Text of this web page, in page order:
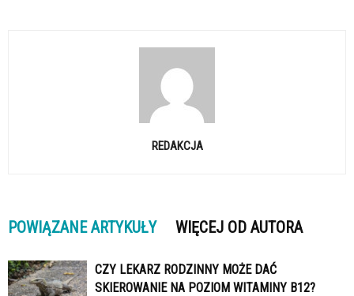
REDAKCJA
POWIĄZANE ARTYKUŁY WIĘCEJ OD AUTORA
CZY LEKARZ RODZINNY MOŻE DAĆ
SKIEROWANIE NA POZIOM WITAMINY B12?